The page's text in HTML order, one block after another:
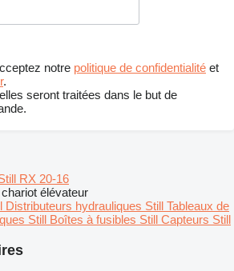
notre politique de confidentialité et
.
seront traitées dans le but de
RX 20-16
élévateur
Distributeurs hydrauliques Still Tableaux de
Still Boîtes à fusibles Still Capteurs Still